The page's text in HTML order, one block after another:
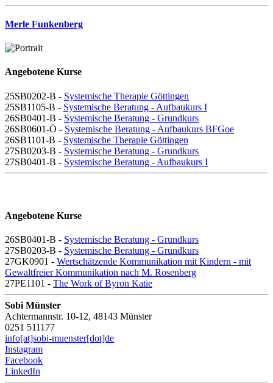
Merle Funkenberg
Angebotene Kurse
25SB0202-B - Systemische Therapie Göttingen
25SB1105-B - Systemische Beratung - Aufbaukurs I
26SB0401-B - Systemische Beratung - Grundkurs
26SB0601-Ö - Systemische Beratung - Aufbaukurs BFGoe
26SB1101-B - Systemische Therapie Göttingen
27SB0203-B - Systemische Beratung - Grundkurs
27SB0401-B - Systemische Beratung - Aufbaukurs I
Angebotene Kurse
26SB0401-B - Systemische Beratung - Grundkurs
27SB0203-B - Systemische Beratung - Grundkurs
27GK0901 - Wertschätzende Kommunikation mit Kindern - mit
Gewaltfreier Kommunikation nach M. Rosenberg
27PE1101 - The Work of Byron Katie
Sobi Münster
Achtermannstr. 10-12, 48143 Münster
0251 511177
info[at]sobi-muenster[dot]de
Instagram
Facebook
LinkedIn